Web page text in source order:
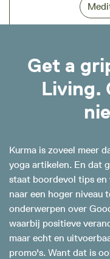
Get a
Living.
Kurma is zoveel meer
yoga artikelen. En dat
staat boordevol tips en
naar een hoger niveau
onderwerpen over
waarbij positieve
maar echt en
promo's. Want dat is